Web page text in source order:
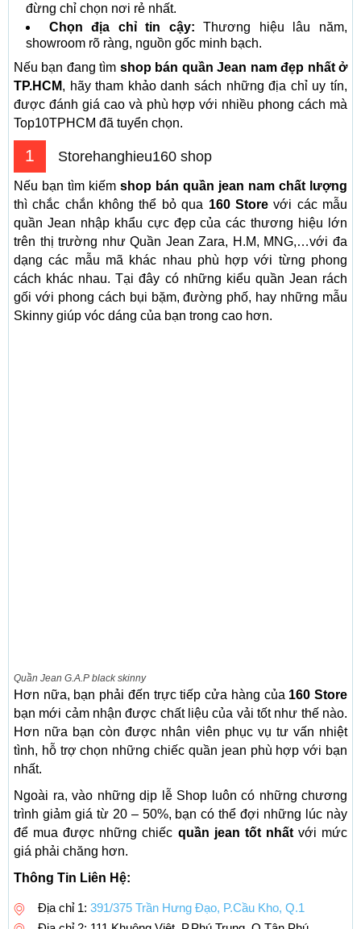
đừng chỉ chọn nơi rẻ nhất.
Chọn địa chỉ tin cậy: Thương hiệu lâu năm,
showroom rõ ràng, nguồn gốc minh bạch.
Nếu bạn đang tìm shop bán quần Jean nam đẹp nhất ở
TP.HCM, hãy tham khảo danh sách những địa chỉ uy tín,
được đánh giá cao và phù hợp với nhiều phong cách mà
Top10TPHCM đã tuyển chọn.
1 Storehanghieu160 shop
Nếu bạn tìm kiếm shop bán quần jean nam chất lượng
thì chắc chắn không thể bỏ qua 160 Storevới các mẫu
quần Jean nhập khẩu cực đẹp của các thương hiệu lớn
trên thị trường như Quần Jean Zara, H.M, MNG,…với đa
dạng các mẫu mã khác nhau phù hợp với từng phong
cách khác nhau. Tại đây có những kiểu quần Jean rách
gối với phong cách bụi bặm, đường phố, hay những mẫu
Skinny giúp vóc dáng của bạn trong cao hơn.
Quần Jean G.A.P black skinny
Hơn nữa, bạn phải đến trực tiếp cửa hàng của 160 Store
bạn mới cảm nhận được chất liệu của vải tốt như thế nào.
Hơn nữa bạn còn được nhân viên phục vụ tư vấn nhiệt
tình, hỗ trợ chọn những chiếc quần jean phù hợp với bạn
nhất.
Ngoài ra, vào những dịp lễ Shop luôn có những chương
trình giảm giá từ 20 – 50%, bạn có thể đợi những lúc này
để mua được những chiếc quần jean tốt nhấtvới mức
giá phải chăng hơn.
Thông Tin Liên Hệ:
Địa chỉ 1: 391/375 Trần Hưng Đạo, P.Cầu Kho, Q.1